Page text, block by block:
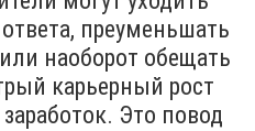
преуменьшать
наоборот обещать
карьерный рост
Это повод